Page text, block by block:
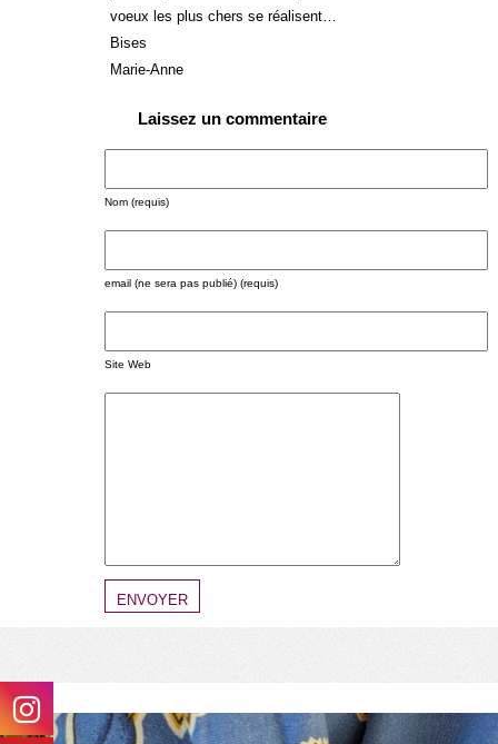
voeux les plus chers se réalisent…
Bises
Marie-Anne
Laissez un commentaire
Nom (requis)
email (ne sera pas publié) (requis)
Site Web